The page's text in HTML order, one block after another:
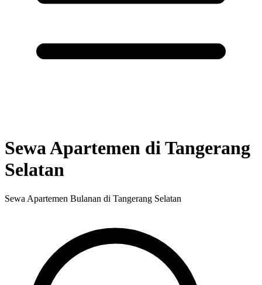
Sewa Apartemen di Tangerang
Selatan
Sewa Apartemen Bulanan di Tangerang Selatan